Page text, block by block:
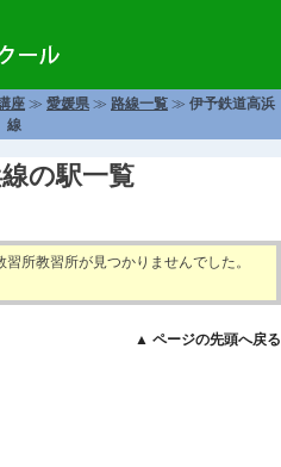
座 ≫ 愛媛県 ≫ 路線一覧 ≫ 伊予鉄道高浜
線
の駅一覧
所教習所が見つかりませんでした。
▲ ページの先頭へ戻る